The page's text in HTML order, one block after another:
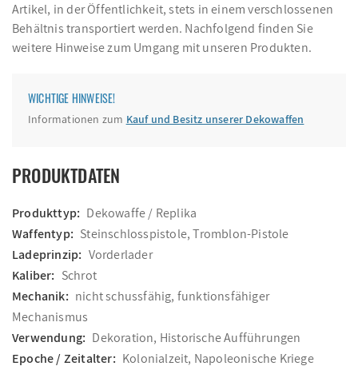
Artikel, in der Öffentlichkeit, stets in einem verschlossenen
Behältnis transportiert werden. Nachfolgend finden Sie
weitere Hinweise zum Umgang mit unseren Produkten.
WICHTIGE HINWEISE!
Informationen zum Kauf und Besitz unserer Dekowaffen
PRODUKTDATEN
Produkttyp: Dekowaffe / Replika
Waffentyp: Steinschlosspistole, Tromblon-Pistole
Ladeprinzip: Vorderlader
Kaliber: Schrot
Mechanik: nicht schussfähig, funktionsfähiger
Mechanismus
Verwendung: Dekoration, Historische Aufführungen
Epoche / Zeitalter: Kolonialzeit, Napoleonische Kriege